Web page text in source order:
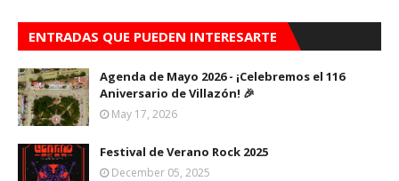
ENTRADAS QUE PUEDEN INTERESARTE
Agenda de Mayo 2026 - ¡Celebremos el 116
Aniversario de Villazón! 🎉
May 17, 2026
Festival de Verano Rock 2025
December 05, 2025